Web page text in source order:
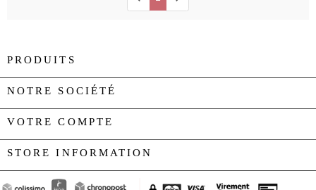
PRODUITS
NOTRE SOCIÉTÉ
VOTRE COMPTE
STORE INFORMATION